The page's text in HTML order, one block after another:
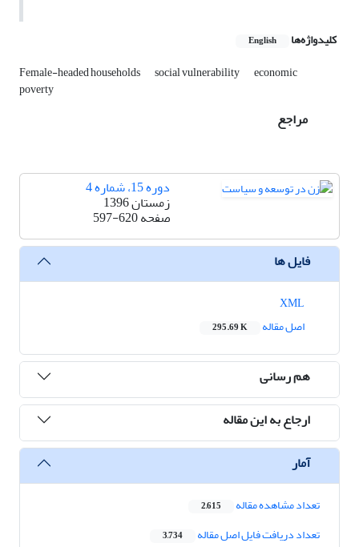
کلیدواژه‌ها English
Female-headed households social vulnerability economic
poverty
مراجع
دوره 15، شماره 4
زمستان 1396
صفحه597-620
فایل ها
اصل مقاله
295.69 K
هم رسانی
ارجاع به این مقاله
آمار
تعداد مشاهده مقاله 2,615
تعداد دریافت فایل اصل مقاله 3,734